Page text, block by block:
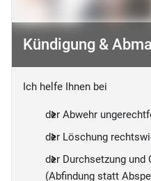
Kündigung &
Ich helfe Ihnen bei
der Abwehr
der Löschung
der Durchsetzung und
(Abfindung statt